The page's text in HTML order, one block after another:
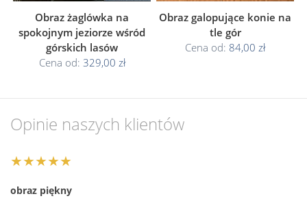
Obraz żaglówka na
spokojnym jeziorze wśród
górskich lasów
Cena od: 329,00 zł
Obraz galopujące konie na
tle gór
Cena od: 84,00 zł
Opinie naszych klientów
★★★★★
obraz piękny